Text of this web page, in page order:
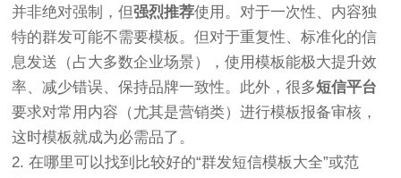
并非绝对强制，但强烈推荐使用。对于一次性、内容独
特的群发可能不需要模板。但对于重复性、标准化的信
息发送（占大多数企业场景），使用模板能极大提升效
率、减少错误、保持品牌一致性。此外，很多短信平台
要求对常用内容（尤其是营销类）进行模板报备审核，
这时模板就成为必需品了。
2. 在哪里可以找到比较好的“群发短信模板大全”或范